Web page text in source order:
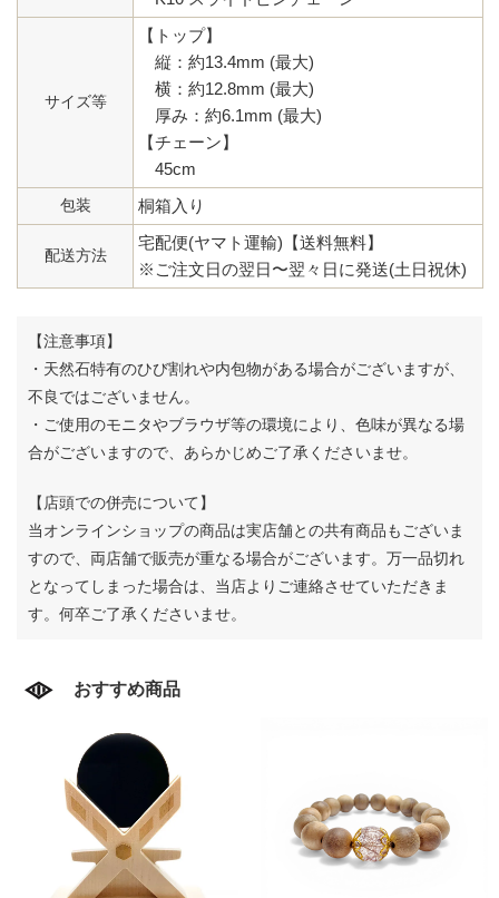
サイズ等
【トップ】
縦：約13.4mm (最大)
横：約12.8mm (最大)
厚み：約6.1mm (最大)
【チェーン】
45cm
包装
桐箱入り
配送方法
宅配便(ヤマト運輸)【送料無料】
※ご注文日の翌日〜翌々日に発送(土日祝休)
【注意事項】
・天然石特有のひび割れや内包物がある場合がございますが、
不良ではございません。
・ご使用のモニタやブラウザ等の環境により、色味が異なる場
合がございますので、あらかじめご了承くださいませ。
【店頭での併売について】
当オンラインショップの商品は実店舗との共有商品もございま
すので、両店舗で販売が重なる場合がございます。 万一品切れ
となってしまった場合は、当店よりご連絡させていただきま
す。何卒ご了承くださいませ。
おすすめ商品